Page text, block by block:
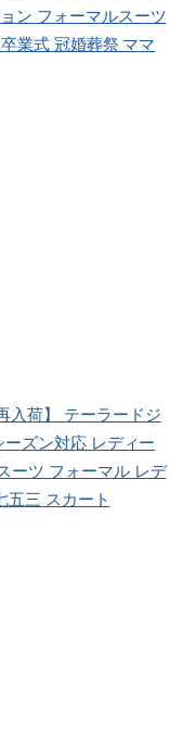
ン フォーマルスーツ
業式 冠婚葬祭 ママ
入荷】 テーラードジ
ズン対応 レディー
ーツ フォーマル レデ
五三 スカート